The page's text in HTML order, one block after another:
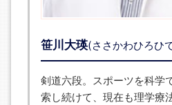
笹川大瑛(ささかわひろひ
剣道六段。スポーツを科学
索し続けて、現在も理学療